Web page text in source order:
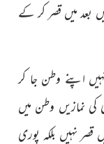
بعد میں قصر کر کے
اپنے وطن جا کر
نمازیں وطن میں
قصر نہیں بلکہ پوری